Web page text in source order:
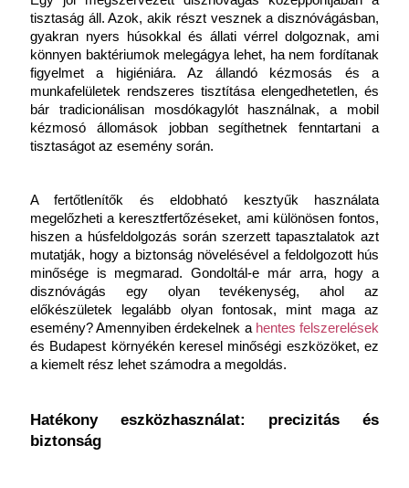
tisztaság áll. Azok, akik részt vesznek a disznóvágásban,
gyakran nyers húsokkal és állati vérrel dolgoznak, ami
könnyen baktériumok melegágya lehet, ha nem fordítanak
figyelmet a higiéniára. Az állandó kézmosás és a
munkafelületek rendszeres tisztítása elengedhetetlen, és
bár tradicionálisan mosdókagylót használnak, a mobil
kézmosó állomások jobban segíthetnek fenntartani a
tisztaságot az esemény során.
A fertőtlenítők és eldobható kesztyűk használata
megelőzheti a keresztfertőzéseket, ami különösen fontos,
hiszen a húsfeldolgozás során szerzett tapasztalatok azt
mutatják, hogy a biztonság növelésével a feldolgozott hús
minősége is megmarad. Gondoltál-e már arra, hogy a
disznóvágás egy olyan tevékenység, ahol az
előkészületek legalább olyan fontosak, mint maga az
esemény? Amennyiben érdekelnek a hentes felszerelések
és Budapest környékén keresel minőségi eszközöket, ez
a kiemelt rész lehet számodra a megoldás.
Hatékony eszközhasználat: precizitás és
biztonság